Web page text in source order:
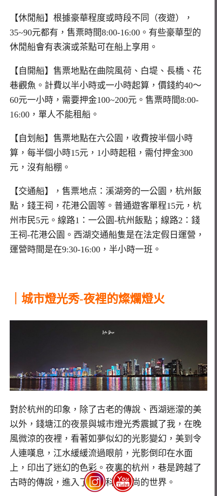
【休閒船】根據豪華程度或時段不同（夜遊），
35~90元都有，售票時間8:00-16:00。有些豪華型的
休閒船會有表演或茶點可在船上享用。
【自開船】售票地點在曲院風荷、白堤、長橋、花
巷觀魚。計費以半小時或一小時起算，價錢約40～
60元一小時，需要押金100~200元。售票時間8:00-
16:00，單人不能租船。
【自划船】售票地點在六公園，收費按半個小時
算，每半個小時15元，1小時起租，需付押金300
元，沒有船棚。
【交通船】，售票地点：溪湖旁的一公園，杭州飯
點，錢王祠，花港公園等。普通遊客單程15元，杭
州市民5元。線路1：一公園-杭州飯點；線路2：錢
王祠-花港公園。西湖交通船隻是在法定假日運營，
運營時間是在9:30-16:00，半小時一班。
｜城市燈光秀-夜裡的燦爛燈火
對於杭州的印象，除了古老的傳說、西湖迷濛的美
以外，錢塘江的夜景與城市燈光秀震撼了我，在晚
風微涼的夜裡，看著如夢似幻的光影變幻，美到令
人連嘆息，江水緩緩流過眼前，光影倒印在水面
上，印出了迷幻的色彩。夜裏的杭州，巷是跨越了
古時的傳說，進入了現代科技時尚的世界。